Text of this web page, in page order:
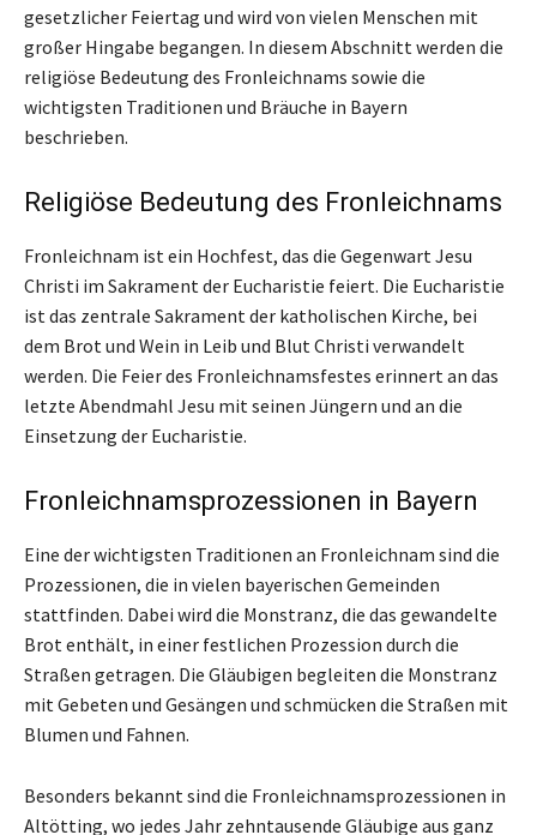
gesetzlicher Feiertag und wird von vielen Menschen mit
großer Hingabe begangen. In diesem Abschnitt werden die
religiöse Bedeutung des Fronleichnams sowie die
wichtigsten Traditionen und Bräuche in Bayern
beschrieben.
Religiöse Bedeutung des Fronleichnams
Fronleichnam ist ein Hochfest, das die Gegenwart Jesu
Christi im Sakrament der Eucharistie feiert. Die Eucharistie
ist das zentrale Sakrament der katholischen Kirche, bei
dem Brot und Wein in Leib und Blut Christi verwandelt
werden. Die Feier des Fronleichnamsfestes erinnert an das
letzte Abendmahl Jesu mit seinen Jüngern und an die
Einsetzung der Eucharistie.
Fronleichnamsprozessionen in Bayern
Eine der wichtigsten Traditionen an Fronleichnam sind die
Prozessionen, die in vielen bayerischen Gemeinden
stattfinden. Dabei wird die Monstranz, die das gewandelte
Brot enthält, in einer festlichen Prozession durch die
Straßen getragen. Die Gläubigen begleiten die Monstranz
mit Gebeten und Gesängen und schmücken die Straßen mit
Blumen und Fahnen.
Besonders bekannt sind die Fronleichnamsprozessionen in
Altötting, wo jedes Jahr zehntausende Gläubige aus ganz